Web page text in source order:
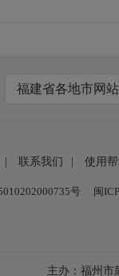
福建省各地市网站
联系我们 使用
号 闽
主办：福州市